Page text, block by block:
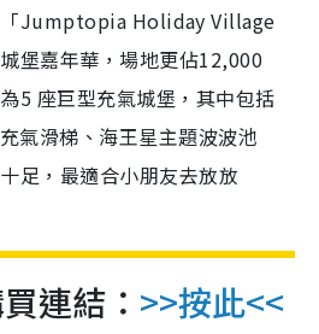
「Jumptopia Holiday Village
堡嘉年華，場地更佔12,000
5 座巨型充氣城堡，其中包括
氣滑梯、海王星主題波波池
足，最適合小朋友去放放
連結： >>按此<<